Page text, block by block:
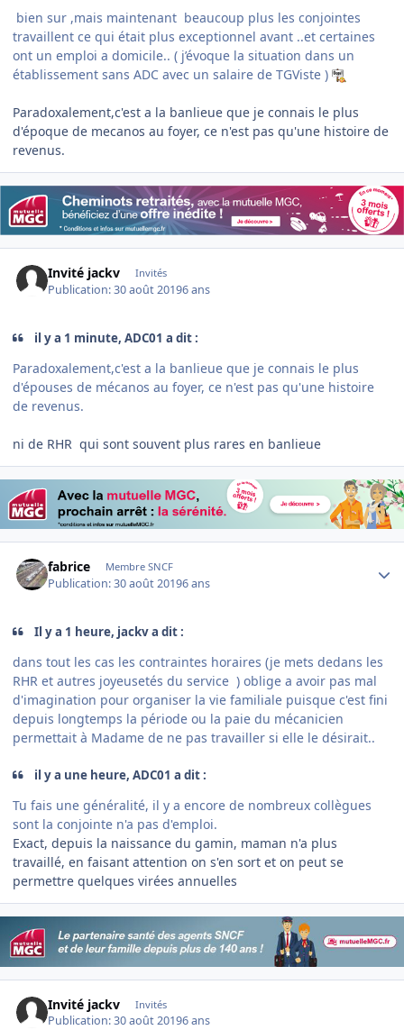
bien sur ,mais maintenant beaucoup plus les conjointes
travaillent ce qui était plus exceptionnel avant ..et certaines
ont un emploi a domicile.. ( j’évoque la situation dans un
établissement sans ADC avec un salaire de TGViste )
Paradoxalement,c'est a la banlieue que je connais le plus
d'époque de mecanos au foyer, ce n'est pas qu'une histoire de
revenus.
Invité jackv Invités
Publication:30 août 20196 ans
il y a 1 minute, ADC01 a dit :
Paradoxalement,c'est a la banlieue que je connais le plus
d'épouses de mécanos au foyer, ce n'est pas qu'une histoire
de revenus.
ni de RHR qui sont souvent plus rares en banlieue
fabrice Membre SNCF
Publication:30 août 20196 ans
Il y a 1 heure, jackv a dit :
dans tout les cas les contraintes horaires (je mets dedans les
RHR et autres joyeusetés du service ) oblige a avoir pas mal
d'imagination pour organiser la vie familiale puisque c'est fini
depuis longtemps la période ou la paie du mécanicien
permettait à Madame de ne pas travailler si elle le désirait..
il y a une heure, ADC01 a dit :
Tu fais une généralité, il y a encore de nombreux collègues
sont la conjointe n'a pas d'emploi.
Exact, depuis la naissance du gamin, maman n'a plus
travaillé, en faisant attention on s'en sort et on peut se
permettre quelques virées annuelles
Invité jackv Invités
Publication:30 août 20196 ans